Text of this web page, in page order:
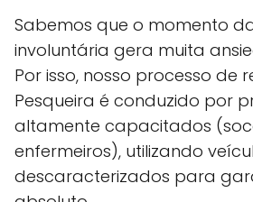
Sabemos que o momento
involuntária gera muita
Por isso, nosso processo de
Pesqueira é conduzido por
altamente capacitados
enfermeiros), utilizando
descaracterizados para